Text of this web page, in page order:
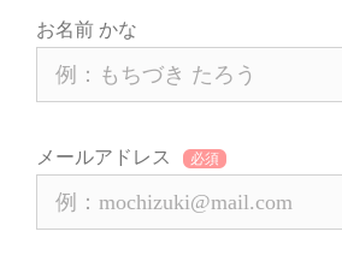
お名前 かな
メールアドレス